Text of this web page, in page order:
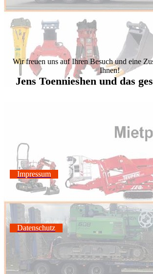
Wir freuen uns auf Ihren Besuch und eine
Ihnen!
Jens Toennieshen und das
Impressum
Datenschutz